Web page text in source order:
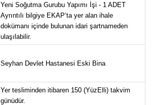
Yeni Soğutma Gurubu Yapımı İşi - 1 ADET
Ayrıntılı bilgiye EKAP’ta yer alan ihale
dokümanı içinde bulunan idari şartnameden
ulaşılabilir.
Seyhan Devlet Hastanesi Eski Bina
Yer tesliminden itibaren 150 (YüzElli) takvim
günüdür.